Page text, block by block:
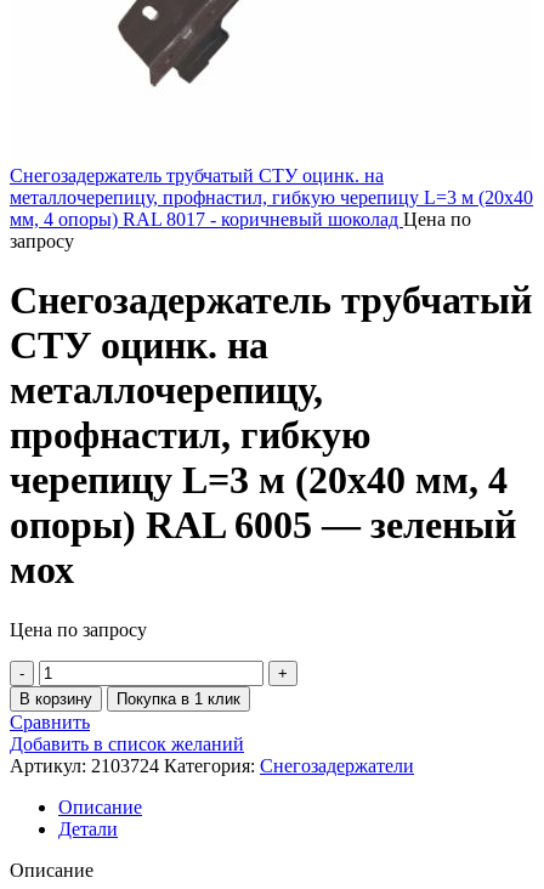
Снегозадержатель трубчатый СТУ оцинк. на
металлочерепицу, профнастил, гибкую черепицу L=3 м (20х40
мм, 4 опоры) RAL 8017 - коричневый шоколад Цена по
запросу
Снегозадержатель трубчатый
СТУ оцинк. на
металлочерепицу,
профнастил, гибкую
черепицу L=3 м (20х40 мм, 4
опоры) RAL 6005 — зеленый
мох
Цена по запросу
В корзину Покупка в 1 клик
Сравнить
Добавить в список желаний
Артикул: 2103724 Категория: Снегозадержатели
Описание
Детали
Описание